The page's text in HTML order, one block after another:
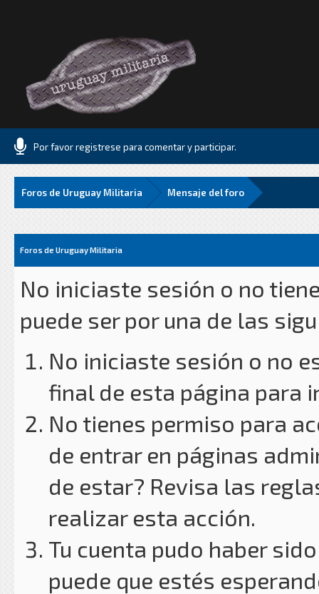
Por favor registrese para comentar y participar.
Foros de Uruguay Militaria Mensaje del foro
Foros de Uruguay Militaria
No iniciaste sesión o no
puede ser por una de las
No iniciaste sesión o no
final de esta página para
No tienes permiso para
de entrar en páginas
de estar? Revisa las
realizar esta acción.
Tu cuenta pudo haber
puede que estés